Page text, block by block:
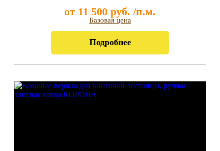
от 11 500 руб. /п.м.
Базовая цена
Подробнее